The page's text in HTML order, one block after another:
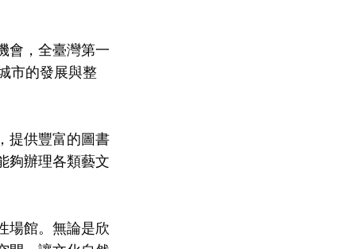
會，全臺灣第一
市的發展與整
提供豐富的圖書
夠辦理各類藝文
場館。無論是欣